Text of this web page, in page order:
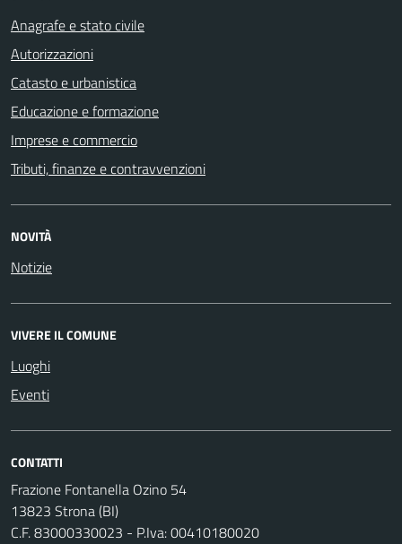
Anagrafe e stato civile
Autorizzazioni
Catasto e urbanistica
Educazione e formazione
Imprese e commercio
Tributi, finanze e contravvenzioni
NOVITÀ
Notizie
VIVERE IL COMUNE
Luoghi
Eventi
CONTATTI
Frazione Fontanella Ozino 54
13823 Strona (BI)
C.F. 83000330023 - P.Iva: 00410180020